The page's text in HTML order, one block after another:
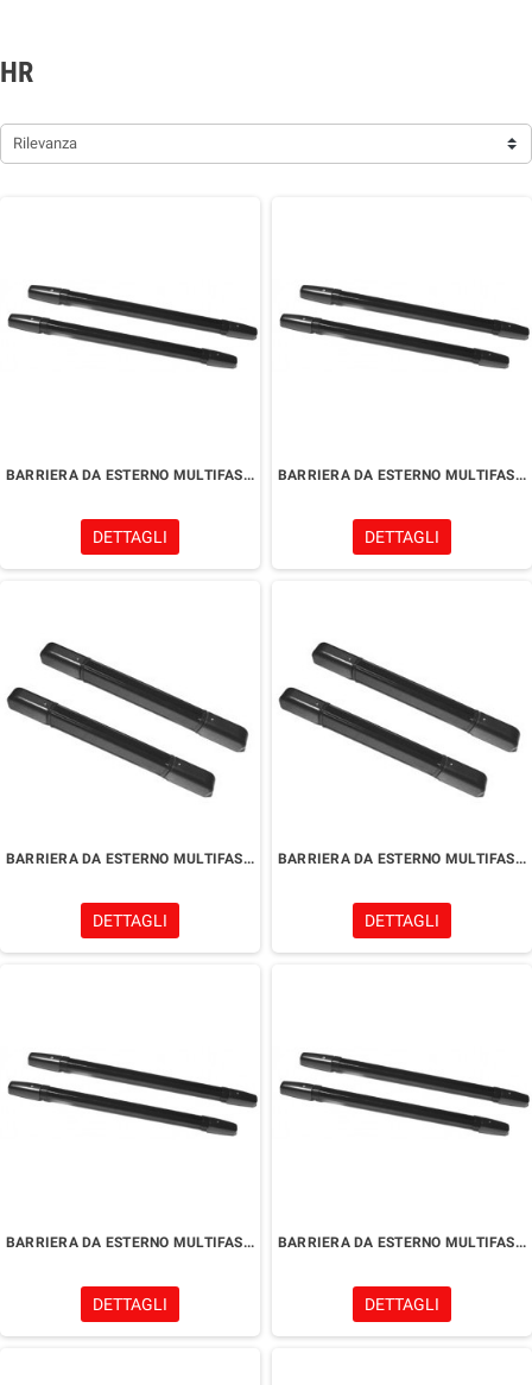
HR
Rilevanza
BARRIERA DA ESTERNO MULTIFASCIO
DETTAGLI
BARRIERA DA ESTERNO MULTIFASCIO
DETTAGLI
BARRIERA DA ESTERNO MULTIFASCIO
DETTAGLI
BARRIERA DA ESTERNO MULTIFASCIO
DETTAGLI
BARRIERA DA ESTERNO MULTIFASCIO
DETTAGLI
BARRIERA DA ESTERNO MULTIFASCIO
DETTAGLI